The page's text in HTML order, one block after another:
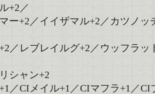
+2／
ー+2／イイザマル+2／カツノッ
／レブレイルグ+2／ウッフラッ
シャン+2
／CIメイル+1／CIマフラ+1／CI